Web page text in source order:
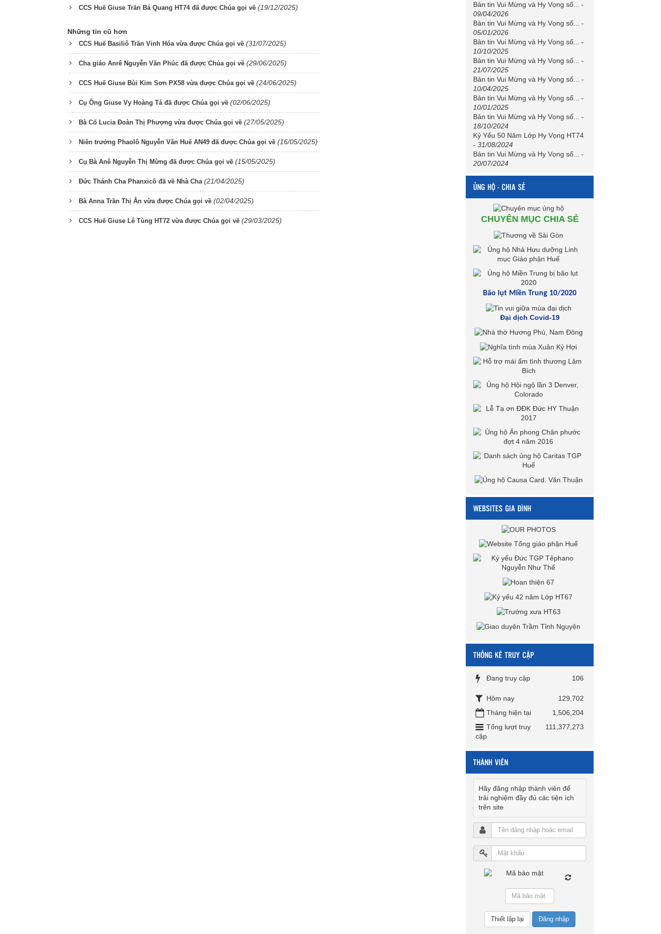
CCS Huế Giuse Trần Bá Quang HT74 đã được Chúa gọi về (19/12/2025)
Những tin cũ hơn
CCS Huế Basiliô Trần Vinh Hóa vừa được Chúa gọi về (31/07/2025)
Cha giáo Anrê Nguyễn Văn Phúc đã được Chúa gọi về (29/06/2025)
CCS Huế Giuse Bùi Kim Sơn PX58 vừa được Chúa gọi về (24/06/2025)
Cụ Ông Giuse Vy Hoàng Tá đã được Chúa gọi về (02/06/2025)
Bà Cố Lucia Đoàn Thị Phượng vừa được Chúa gọi về (27/05/2025)
Niên trưởng Phaolô Nguyễn Văn Huế AN49 đã được Chúa gọi về (16/05/2025)
Cụ Bà Anê Nguyễn Thị Mừng đã được Chúa gọi về (15/05/2025)
Đức Thánh Cha Phanxicô đã về Nhà Cha (21/04/2025)
Bà Anna Trần Thị Ân vừa được Chúa gọi về (02/04/2025)
CCS Huế Giuse Lê Tùng HT72 vừa được Chúa gọi về (29/03/2025)
Bản tin Vui Mừng và Hy Vọng số...
-
09/04/2026
Bản tin Vui Mừng và Hy Vọng số...
-
05/01/2026
Bản tin Vui Mừng và Hy Vọng số...
-
10/10/2025
Bản tin Vui Mừng và Hy Vọng số...
-
21/07/2025
Bản tin Vui Mừng và Hy Vọng số...
-
10/04/2025
Bản tin Vui Mừng và Hy Vọng số...
-
10/01/2025
Bản tin Vui Mừng và Hy Vọng số...
-
18/10/2024
Kỷ Yếu 50 Năm Lớp Hy Vọng HT74
- 31/08/2024
Bản tin Vui Mừng và Hy Vọng số...
-
20/07/2024
ỦNG HỘ - CHIA SẺ
CHUYÊN MỤC CHIA SẺ
Bão lụt Miền Trung 10/2020
Đại dịch Covid-19
WEBSITES GIA ĐÌNH
THỐNG KÊ TRUY CẬP
Đang truy cập 106
Hôm nay
129,702
Tháng hiện tại
1,506,204
Tổng lượt truy
cập
111,377,273
THÀNH VIÊN
Hãy đăng nhập thành viên để
trải nghiệm đầy đủ các tiện ích
trên site
Đăng nhập